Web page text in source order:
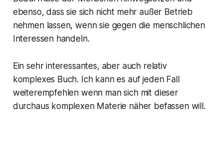
ebenso, dass sie sich nicht mehr außer Betrieb
nehmen lassen, wenn sie gegen die menschlichen
Interessen handeln.
Ein sehr interessantes, aber auch relativ
komplexes Buch. Ich kann es auf jeden Fall
weiterempfehlen wenn man sich mit dieser
durchaus komplexen Materie näher befassen will.